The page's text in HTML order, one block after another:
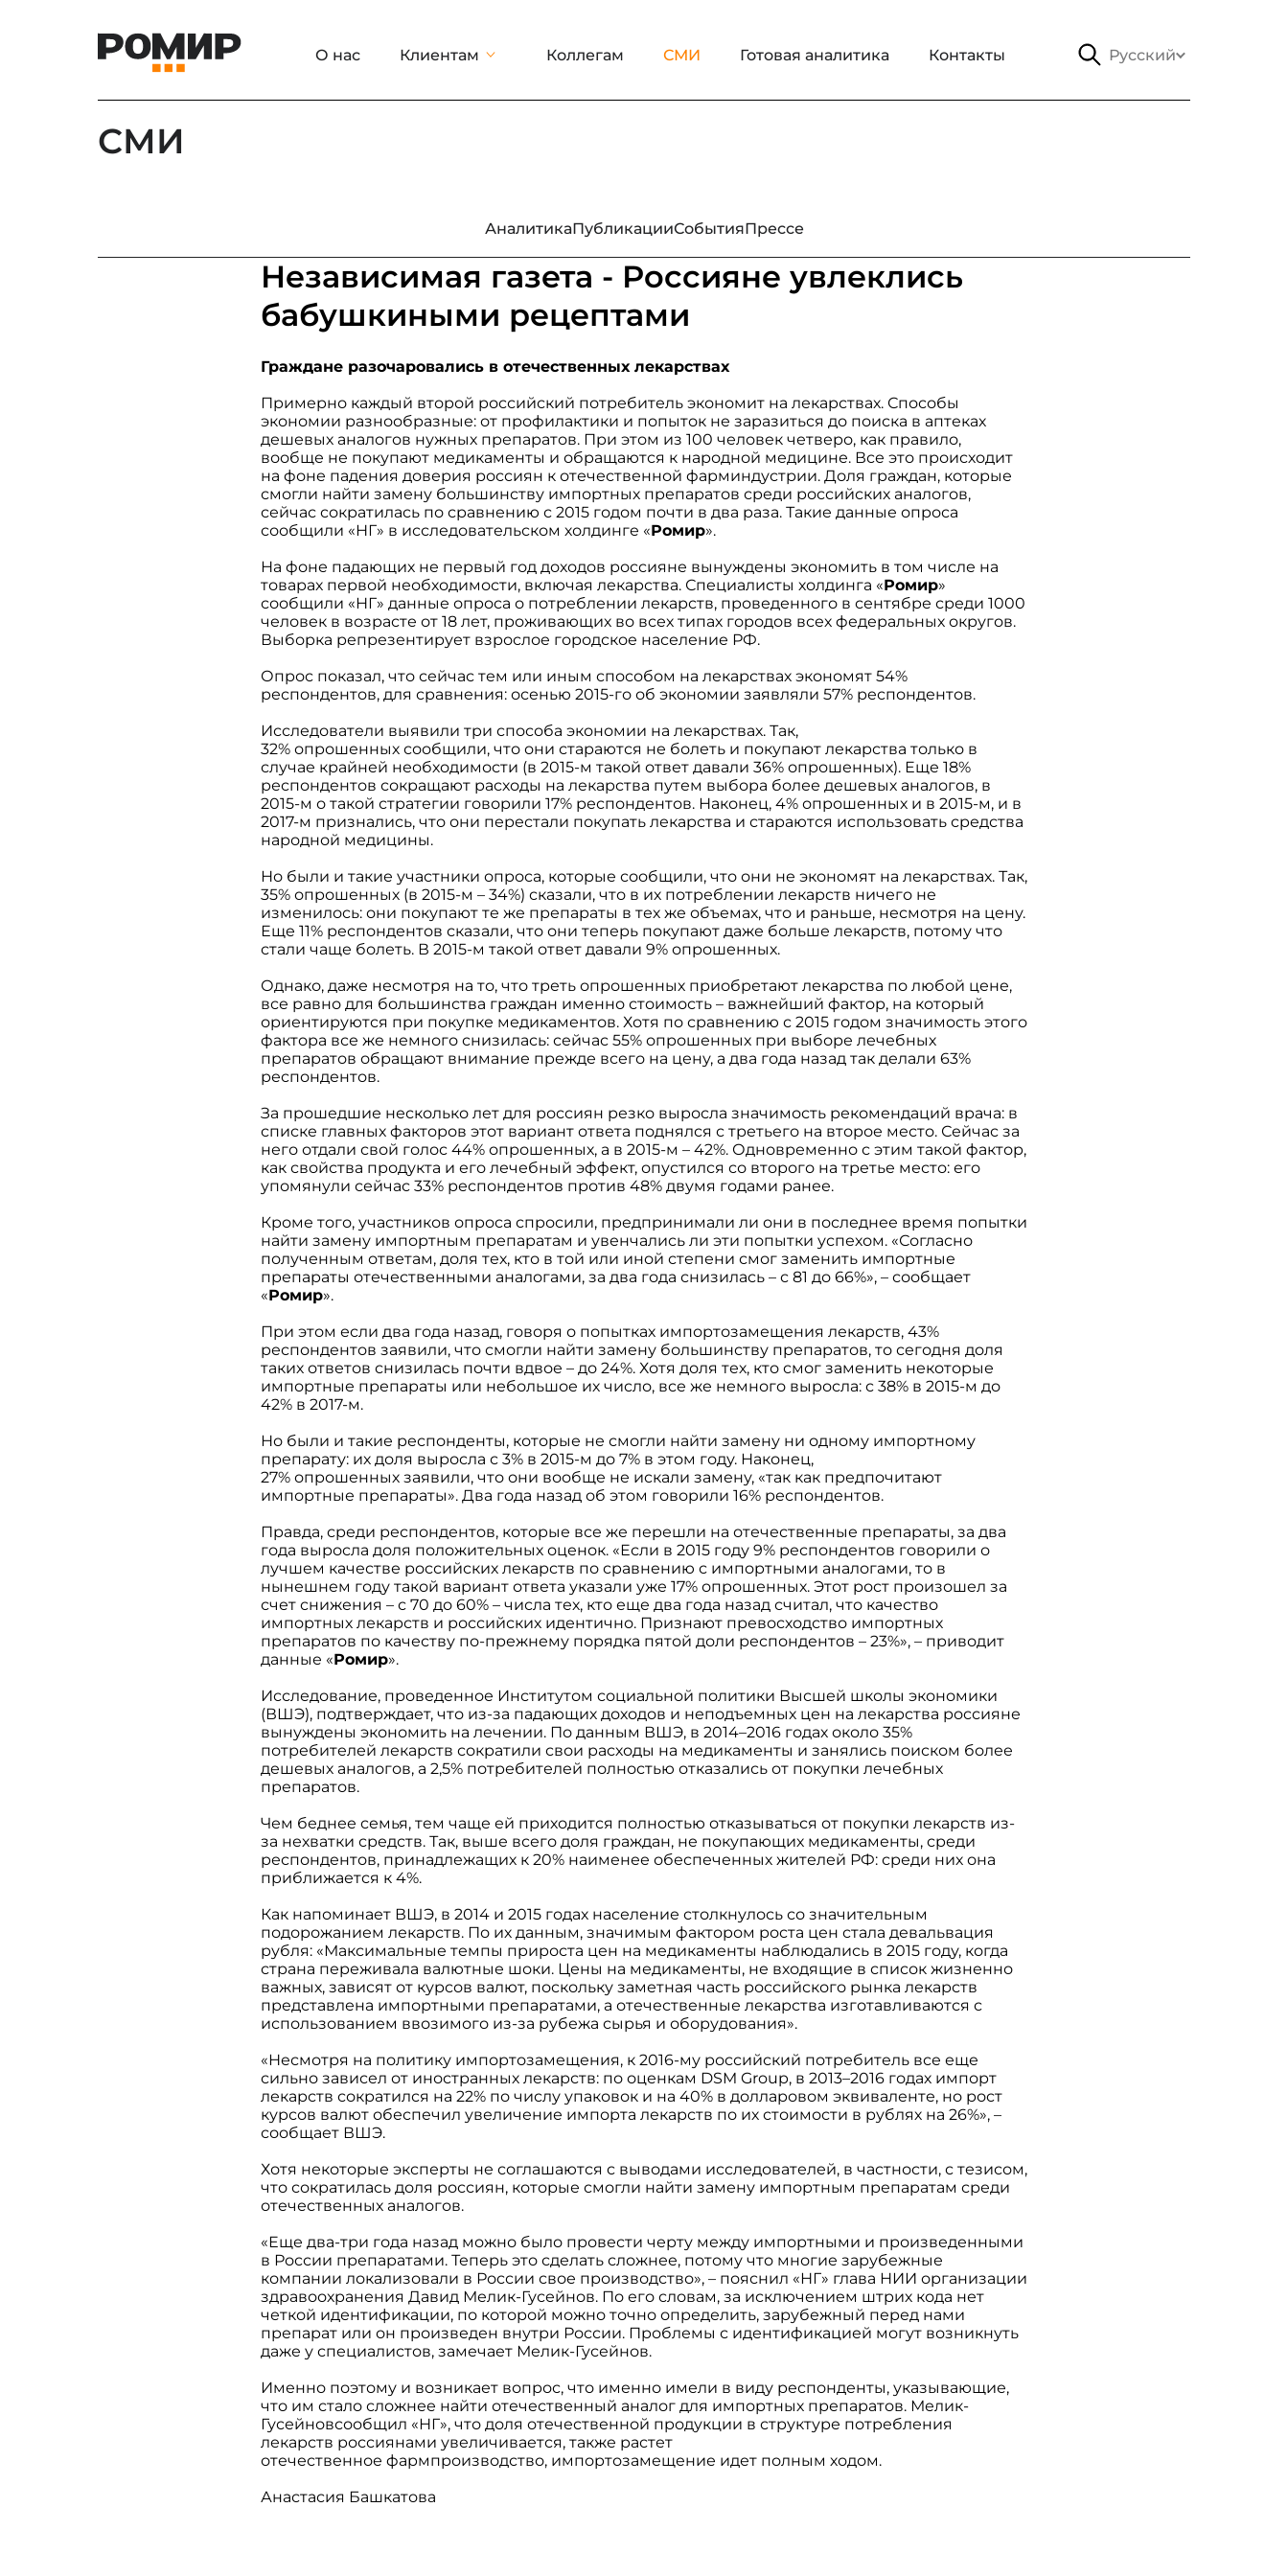
О нас Клиентам Коллегам СМИ Готовая аналитика Контакты Русский
СМИ
АналитикаПубликацииСобытияПрессе
Независимая газета - Россияне увлеклись
бабушкиными рецептами
Граждане разочаровались в отечественных лекарствах
Примерно каждый второй российский потребитель экономит на лекарствах. Способы
экономии разнообразные: от профилактики и попыток не заразиться до поиска в аптеках
дешевых аналогов нужных препаратов. При этом из 100 человек четверо, как правило,
вообще не покупают медикаменты и обращаются к народной медицине. Все это происходит
на фоне падения доверия россиян к отечественной фарминдустрии. Доля граждан, которые
смогли найти замену большинству импортных препаратов среди российских аналогов,
сейчас сократилась по сравнению с 2015 годом почти в два раза. Такие данные опроса
сообщили «НГ» в исследовательском холдинге «Ромир».
На фоне падающих не первый год доходов россияне вынуждены экономить в том числе на
товарах первой необходимости, включая лекарства. Специалисты холдинга «Ромир»
сообщили «НГ» данные опроса о потреблении лекарств, проведенного в сентябре среди 1000
человек в возрасте от 18 лет, проживающих во всех типах городов всех федеральных округов.
Выборка репрезентирует взрослое городское население РФ.
Опрос показал, что сейчас тем или иным способом на лекарствах экономят 54%
респондентов, для сравнения: осенью 2015-го об экономии заявляли 57% респондентов.
Исследователи выявили три способа экономии на лекарствах. Так,
32% опрошенных сообщили, что они стараются не болеть и покупают лекарства только в
случае крайней необходимости (в 2015-м такой ответ давали 36% опрошенных). Еще 18%
респондентов сокращают расходы на лекарства путем выбора более дешевых аналогов, в
2015-м о такой стратегии говорили 17% респондентов. Наконец, 4% опрошенных и в 2015-м, и в
2017-м признались, что они перестали покупать лекарства и стараются использовать средства
народной медицины.
Но были и такие участники опроса, которые сообщили, что они не экономят на лекарствах. Так,
35% опрошенных (в 2015-м – 34%) сказали, что в их потреблении лекарств ничего не
изменилось: они покупают те же препараты в тех же объемах, что и раньше, несмотря на цену.
Еще 11% респондентов сказали, что они теперь покупают даже больше лекарств, потому что
стали чаще болеть. В 2015-м такой ответ давали 9% опрошенных.
Однако, даже несмотря на то, что треть опрошенных приобретают лекарства по любой цене,
все равно для большинства граждан именно стоимость – важнейший фактор, на который
ориентируются при покупке медикаментов. Хотя по сравнению с 2015 годом значимость этого
фактора все же немного снизилась: сейчас 55% опрошенных при выборе лечебных
препаратов обращают внимание прежде всего на цену, а два года назад так делали 63%
респондентов.
За прошедшие несколько лет для россиян резко выросла значимость рекомендаций врача: в
списке главных факторов этот вариант ответа поднялся с третьего на второе место. Сейчас за
него отдали свой голос 44% опрошенных, а в 2015-м – 42%. Одновременно с этим такой фактор,
как свойства продукта и его лечебный эффект, опустился со второго на третье место: его
упомянули сейчас 33% респондентов против 48% двумя годами ранее.
Кроме того, участников опроса спросили, предпринимали ли они в последнее время попытки
найти замену импортным препаратам и увенчались ли эти попытки успехом. «Согласно
полученным ответам, доля тех, кто в той или иной степени смог заменить импортные
препараты отечественными аналогами, за два года снизилась – с 81 до 66%», – сообщает
«Ромир».
При этом если два года назад, говоря о попытках импортозамещения лекарств, 43%
респондентов заявили, что смогли найти замену большинству препаратов, то сегодня доля
таких ответов снизилась почти вдвое – до 24%. Хотя доля тех, кто смог заменить некоторые
импортные препараты или небольшое их число, все же немного выросла: с 38% в 2015-м до
42% в 2017-м.
Но были и такие респонденты, которые не смогли найти замену ни одному импортному
препарату: их доля выросла с 3% в 2015-м до 7% в этом году. Наконец,
27% опрошенных заявили, что они вообще не искали замену, «так как предпочитают
импортные препараты». Два года назад об этом говорили 16% респондентов.
Правда, среди респондентов, которые все же перешли на отечественные препараты, за два
года выросла доля положительных оценок. «Если в 2015 году 9% респондентов говорили о
лучшем качестве российских лекарств по сравнению с импортными аналогами, то в
нынешнем году такой вариант ответа указали уже 17% опрошенных. Этот рост произошел за
счет снижения – с 70 до 60% – числа тех, кто еще два года назад считал, что качество
импортных лекарств и российских идентично. Признают превосходство импортных
препаратов по качеству по-прежнему порядка пятой доли респондентов – 23%», – приводит
данные «Ромир».
Исследование, проведенное Институтом социальной политики Высшей школы экономики
(ВШЭ), подтверждает, что из-за падающих доходов и неподъемных цен на лекарства россияне
вынуждены экономить на лечении. По данным ВШЭ, в 2014–2016 годах около 35%
потребителей лекарств сократили свои расходы на медикаменты и занялись поиском более
дешевых аналогов, а 2,5% потребителей полностью отказались от покупки лечебных
препаратов.
Чем беднее семья, тем чаще ей приходится полностью отказываться от покупки лекарств из-
за нехватки средств. Так, выше всего доля граждан, не покупающих медикаменты, среди
респондентов, принадлежащих к 20% наименее обеспеченных жителей РФ: среди них она
приближается к 4%.
Как напоминает ВШЭ, в 2014 и 2015 годах население столкнулось со значительным
подорожанием лекарств. По их данным, значимым фактором роста цен стала девальвация
рубля: «Максимальные темпы прироста цен на медикаменты наблюдались в 2015 году, когда
страна переживала валютные шоки. Цены на медикаменты, не входящие в список жизненно
важных, зависят от курсов валют, поскольку заметная часть российского рынка лекарств
представлена импортными препаратами, а отечественные лекарства изготавливаются с
использованием ввозимого из-за рубежа сырья и оборудования».
«Несмотря на политику импортозамещения, к 2016-му российский потребитель все еще
сильно зависел от иностранных лекарств: по оценкам DSM Group, в 2013–2016 годах импорт
лекарств сократился на 22% по числу упаковок и на 40% в долларовом эквиваленте, но рост
курсов валют обеспечил увеличение импорта лекарств по их стоимости в рублях на 26%», –
сообщает ВШЭ.
Хотя некоторые эксперты не соглашаются с выводами исследователей, в частности, с тезисом,
что сократилась доля россиян, которые смогли найти замену импортным препаратам среди
отечественных аналогов.
«Еще два-три года назад можно было провести черту между импортными и произведенными
в России препаратами. Теперь это сделать сложнее, потому что многие зарубежные
компании локализовали в России свое производство», – пояснил «НГ» глава НИИ организации
здравоохранения Давид Мелик-Гусейнов. По его словам, за исключением штрих кода нет
четкой идентификации, по которой можно точно определить, зарубежный перед нами
препарат или он произведен внутри России. Проблемы с идентификацией могут возникнуть
даже у специалистов, замечает Мелик-Гусейнов.
Именно поэтому и возникает вопрос, что именно имели в виду респонденты, указывающие,
что им стало сложнее найти отечественный аналог для импортных препаратов. Мелик-
Гусейновсообщил «НГ», что доля отечественной продукции в структуре потребления
лекарств россиянами увеличивается, также растет
отечественное фармпроизводство, импортозамещение идет полным ходом.
Анастасия Башкатова